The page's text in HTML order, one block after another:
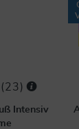
(23)
Intensiv